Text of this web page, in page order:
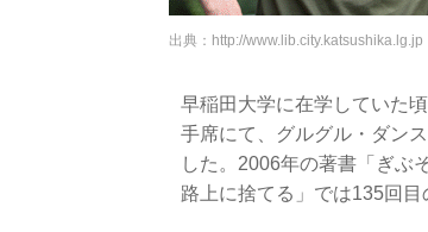
出典： http://www.lib.city.katsushika.lg.jp
早稲田大学に在学していた
手席にて、グルグル・ダン
した。2006年の著書「ぎぶ
路上に捨てる」では135回目